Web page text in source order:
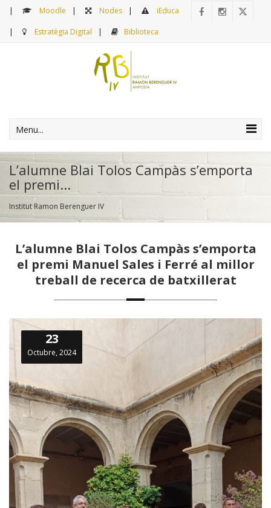
Moodle Nodes iEduca
Estratègia Digital Biblioteca
Menu...
L’alumne Blai Tolos Campàs s’emporta
el premi...
Institut Ramon Berenguer IV
L’alumne Blai Tolos Campàs s’emporta
el premi Manuel Sales i Ferré al millor
treball de recerca de batxillerat
23
Octubre, 2024